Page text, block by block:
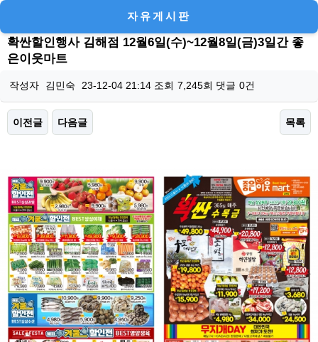
자유게시판
확싼할인행사 김해점 12월6일(수)~12월8일(금)3일간 좋
은이웃마트
작성자 김민숙 23-12-04 21:14조회 7,245회 댓글 0건
이전글 다음글 목록
본문